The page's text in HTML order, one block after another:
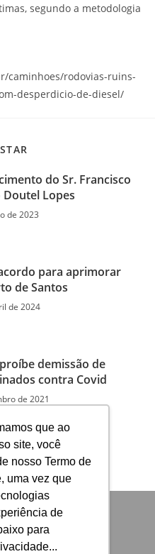
que ao
site, você
nosso Termo de
uma vez que
de
para
segundo a metodologia
caminhoes/rodovias-ruins-
desperdicio-de-diesel/
do Sr. Francisco
Lopes
de 2023
para aprimorar
de Santos
de 2024
demissão de
contra Covid
de 2021